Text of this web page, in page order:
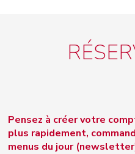
Pensez à créer votre
plus rapidement,
menus du jour